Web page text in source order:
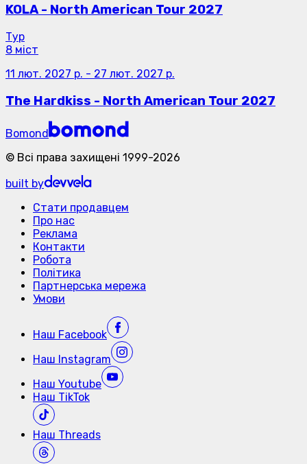
KOLA - North American Tour 2027
Тур
8 міст
11 лют. 2027 р. - 27 лют. 2027 р.
The Hardkiss - North American Tour 2027
Bomond
© Всі права захищені 1999-2026
built by
Стати продавцем
Про нас
Реклама
Контакти
Робота
Політика
Партнерська мережа
Умови
Наш Facebook
Наш Instagram
Наш Youtube
Наш TikTok
Наш Threads